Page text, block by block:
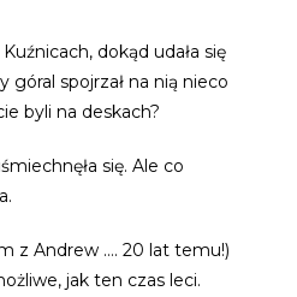
dokąd udała się
góral spojrzał na nią nieco
byli na deskach?
się. Ale co
z Andrew …. 20 lat temu!)
jak ten czas leci.